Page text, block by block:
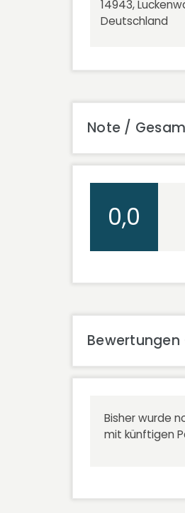
14943,
Deutschland
Note /
0,0
Bewertungen
Bisher wurde
mit künftigen